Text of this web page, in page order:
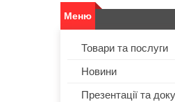
Товари та послуги
Новини
Презентації та